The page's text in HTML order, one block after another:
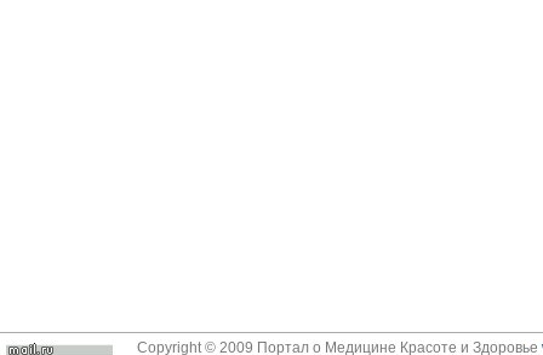
Copyright © 2009 Портал о Медицине Красоте и Здоровье